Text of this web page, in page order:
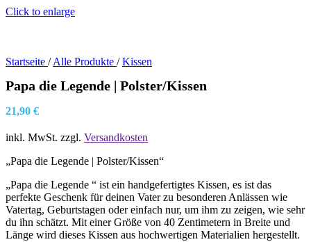
Click to enlarge
Startseite / Alle Produkte / Kissen
Papa die Legende | Polster/Kissen
21,90 €
inkl. MwSt. zzgl. Versandkosten
„Papa die Legende | Polster/Kissen“
„Papa die Legende “ ist ein handgefertigtes Kissen, es ist das
perfekte Geschenk für deinen Vater zu besonderen Anlässen wie
Vatertag, Geburtstagen oder einfach nur, um ihm zu zeigen, wie sehr
du ihn schätzt. Mit einer Größe von 40 Zentimetern in Breite und
Länge wird dieses Kissen aus hochwertigen Materialien hergestellt.